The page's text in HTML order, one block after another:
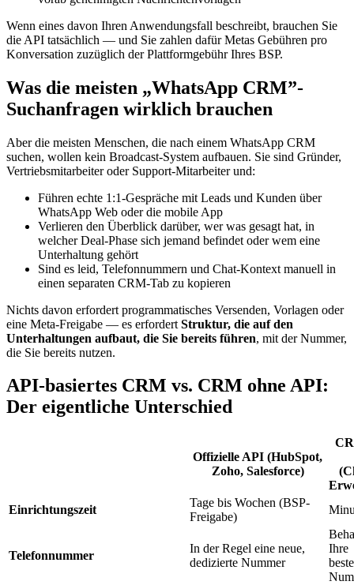
Wenn eines davon Ihren Anwendungsfall beschreibt, brauchen Sie
die API tatsächlich — und Sie zahlen dafür Metas Gebühren pro
Konversation zuzüglich der Plattformgebühr Ihres BSP.
Was die meisten „WhatsApp CRM”-
Suchanfragen wirklich brauchen
Aber die meisten Menschen, die nach einem WhatsApp CRM
suchen, wollen kein Broadcast-System aufbauen. Sie sind Gründer,
Vertriebsmitarbeiter oder Support-Mitarbeiter und:
Führen echte 1:1-Gespräche mit Leads und Kunden über
WhatsApp Web oder die mobile App
Verlieren den Überblick darüber, wer was gesagt hat, in
welcher Deal-Phase sich jemand befindet oder wem eine
Unterhaltung gehört
Sind es leid, Telefonnummern und Chat-Kontext manuell in
einen separaten CRM-Tab zu kopieren
Nichts davon erfordert programmatisches Versenden, Vorlagen oder
eine Meta-Freigabe — es erfordert Struktur, die auf den
Unterhaltungen aufbaut, die Sie bereits führen, mit der Nummer,
die Sie bereits nutzen.
API-basiertes CRM vs. CRM ohne API:
Der eigentliche Unterschied
Offizielle API (HubSpot,
Zoho, Salesforce)
Einrichtungszeit
Tage bis Wochen (BSP-
Freigabe)
Telefonnummer
In der Regel eine neue,
dedizierte Nummer
Ihre